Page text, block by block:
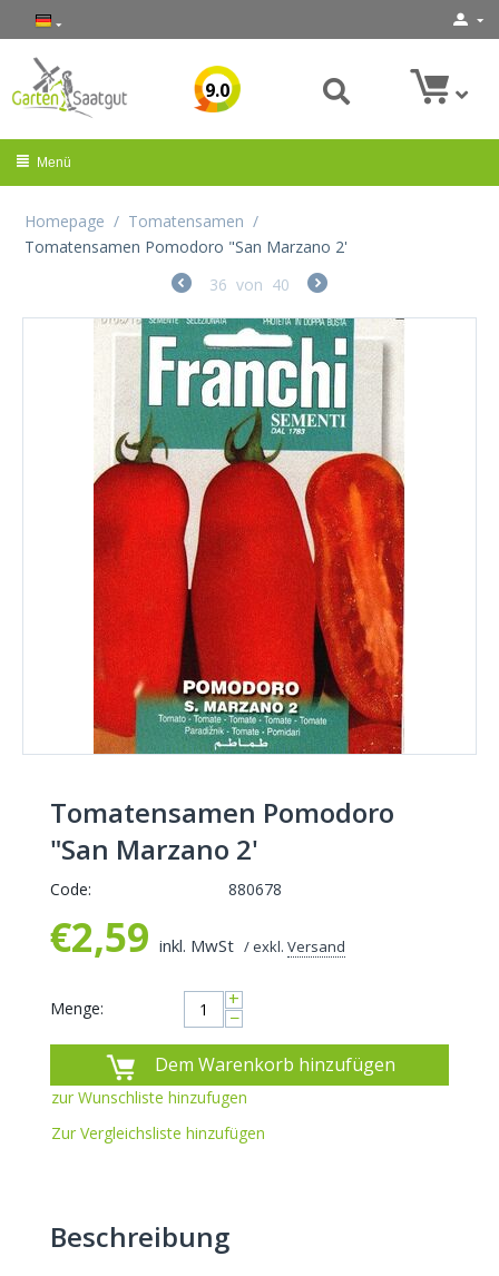
9.0
Menü
Homepage / Tomatensamen /
Tomatensamen Pomodoro "San Marzano 2'
36 von 40
Tomatensamen Pomodoro
"San Marzano 2'
Code: 880678
€2,59 inkl. MwSt / exkl. Versand
Menge: +
−
Dem Warenkorb hinzufügen
zur Wunschliste hinzufugen
Zur Vergleichsliste hinzufügen
Beschreibung